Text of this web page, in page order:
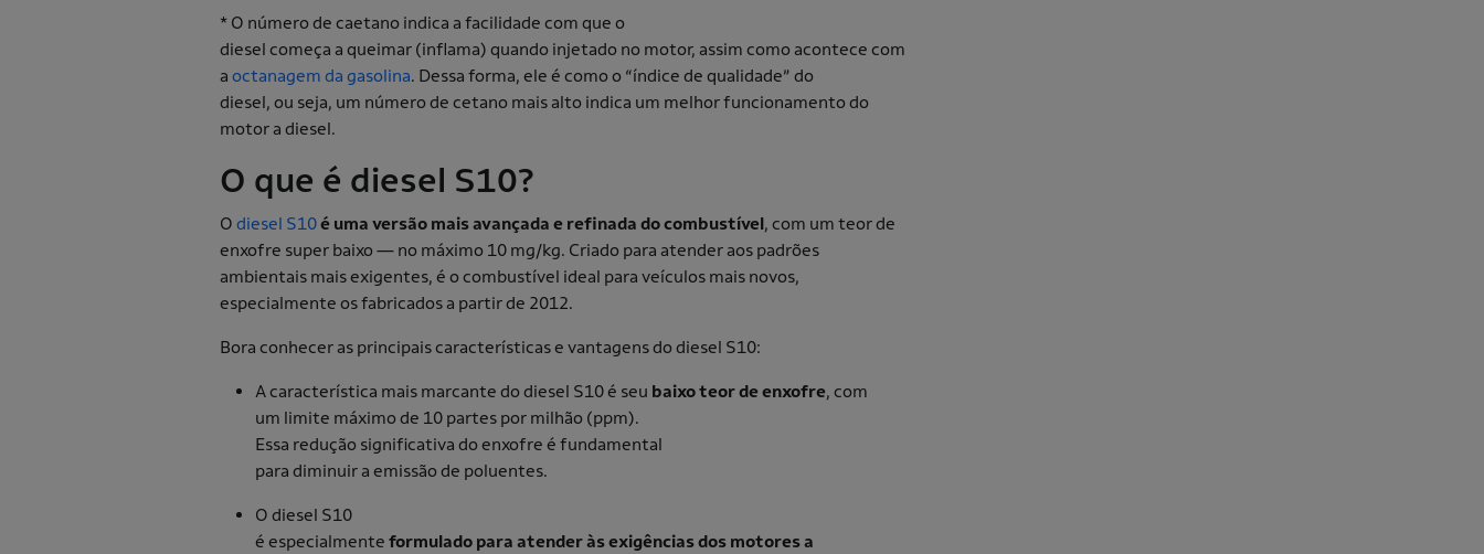
* O número de caetano indica a facilidade com que o
diesel começa a queimar (inflama) quando injetado no motor, assim como acontece com
a octanagem da gasolina. Dessa forma, ele é como o “índice de qualidade” do
diesel, ou seja, um número de cetano mais alto indica um melhor funcionamento do
motor a diesel.
O que é diesel S10?
O diesel S10é uma versão mais avançada e refinada do combustível, com um teor de
enxofre super baixo — no máximo 10 mg/kg. Criado para atender aos padrões
ambientais mais exigentes, é o combustível ideal para veículos mais novos,
especialmente os fabricados a partir de 2012.
Bora conhecer as principais características e vantagens do diesel S10:
A característica mais marcante do diesel S10 é seu baixo teor de enxofre, com
um limite máximo de 10 partes por milhão (ppm).
Essa redução significativa do enxofre é fundamental
para diminuir a emissão de poluentes.
O diesel S10
é especialmente formulado para atender às exigências dos motores a